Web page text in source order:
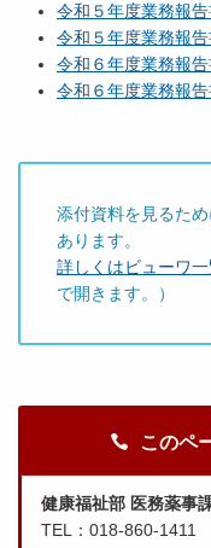
令和５年度業務報
令和５年度業務報
令和６年度業務報
令和６年度業務報
添付資料を見るた
あります。
詳しくはビューワ一
で開きます。）
このペ
健康福祉部 医務薬事
TEL：018-860-1411